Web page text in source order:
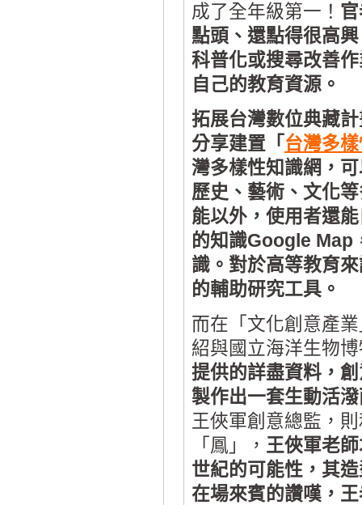
成了全年級第一！
點頭、還點得很高
科普化或搜尋改善
自己的教育資源。
拓展台灣數位典藏
分享建置「 台灣多
灣多樣性知識網，
歷史、藝術、文化
能以外，使用者還
的知識Google Map
識。對於高等教育
的輔助研究工具。
而在「文化創意產
紹與國立海洋生物
提供的詳盡資料，
製作出一套生動活
王俠軍創意總監，
「鳳」， 王俠軍老
世紀的可能性，其
在場來賓的讚嘆，